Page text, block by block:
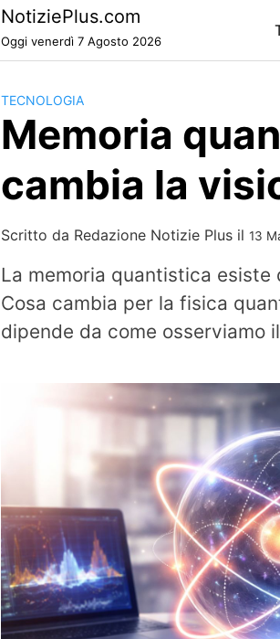
NotiziePlus.com
Oggi venerdì 7 Agosto 2026
TECNOLOGIA
Memoria
cambia la
Scritto da Redazione Notizie Plus il 13
La memoria quantistica esiste
Cosa cambia per la fisica
dipende da come osserviamo